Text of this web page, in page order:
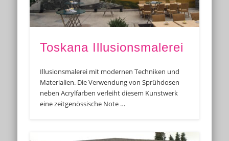
Toskana Illusionsmalerei
Illusionsmalerei mit modernen Techniken und
Materialien. Die Verwendung von Sprühdosen
neben Acrylfarben verleiht diesem Kunstwerk
eine zeitgenössische Note …